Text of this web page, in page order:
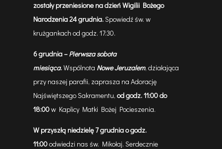
zostały przeniesione na dzień Wigilii Bożego
Narodzenia 24 grudnia.Spowiedź św. w
krużgankach od godz. 17:30.
6grudnia –Pierwsza sobota
miesiąca.Wspólnota Nowe Jeruzalem, działająca
przy naszej parafii, zaprasza na Adorację
Najświętszego Sakramentu,od godz. 11:00 do
18:00w Kaplicy Matki Bożej Pocieszenia.
W przyszłą niedzielę7grudnia o godz.
11:00odwiedzi nas św. Mikołaj. Serdecznie